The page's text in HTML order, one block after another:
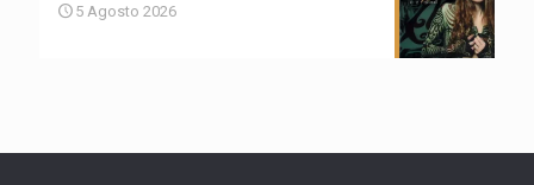
5 Agosto 2026